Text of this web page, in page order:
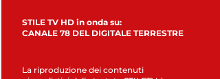
STILE TV HD in onda su:
CANALE 78 DEL DIGITALE TERRESTRE
La riproduzione dei contenuti